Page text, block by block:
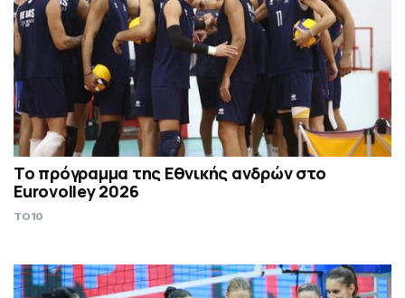
Το πρόγραμμα της Εθνικής ανδρών στο
Eurovolley 2026
TO10